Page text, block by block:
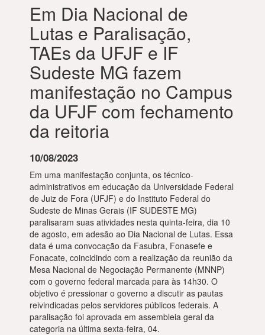
Em Dia Nacional de
Lutas e Paralisação,
TAEs da UFJF e IF
Sudeste MG fazem
manifestação no Campus
da UFJF com fechamento
da reitoria
10/08/2023
Em uma manifestação conjunta, os técnico-
administrativos em educação da Universidade Federal
de Juiz de Fora (UFJF) e do Instituto Federal do
Sudeste de Minas Gerais (IF SUDESTE MG)
paralisaram suas atividades nesta quinta-feira, dia 10
de agosto, em adesão ao Dia Nacional de Lutas. Essa
data é uma convocação da Fasubra, Fonasefe e
Fonacate, coincidindo com a realização da reunião da
Mesa Nacional de Negociação Permanente (MNNP)
com o governo federal marcada para às 14h30. O
objetivo é pressionar o governo a discutir as pautas
reivindicadas pelos servidores públicos federais. A
paralisação foi aprovada em assembleia geral da
categoria na última sexta-feira, 04.